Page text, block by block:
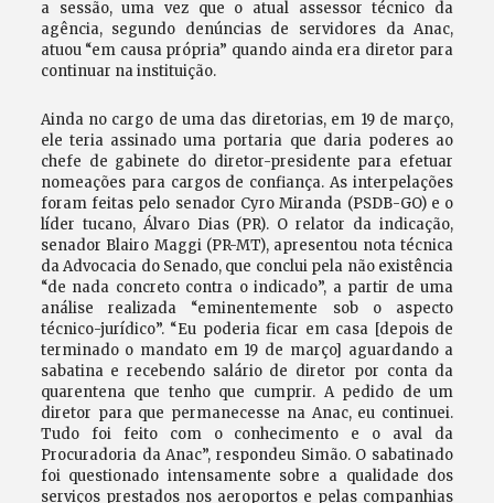
a sessão, uma vez que o atual assessor técnico da
agência, segundo denúncias de servidores da Anac,
atuou “em causa própria” quando ainda era diretor para
continuar na instituição.
Ainda no cargo de uma das diretorias, em 19 de março,
ele teria assinado uma portaria que daria poderes ao
chefe de gabinete do diretor-presidente para efetuar
nomeações para cargos de confiança. As interpelações
foram feitas pelo senador Cyro Miranda (PSDB-GO) e o
líder tucano, Álvaro Dias (PR). O relator da indicação,
senador Blairo Maggi (PR-MT), apresentou nota técnica
da Advocacia do Senado, que conclui pela não existência
“de nada concreto contra o indicado”, a partir de uma
análise realizada “eminentemente sob o aspecto
técnico-jurídico”. “Eu poderia ficar em casa [depois de
terminado o mandato em 19 de março] aguardando a
sabatina e recebendo salário de diretor por conta da
quarentena que tenho que cumprir. A pedido de um
diretor para que permanecesse na Anac, eu continuei.
Tudo foi feito com o conhecimento e o aval da
Procuradoria da Anac”, respondeu Simão. O sabatinado
foi questionado intensamente sobre a qualidade dos
serviços prestados nos aeroportos e pelas companhias